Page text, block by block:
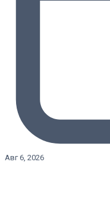
Авг 6, 2026